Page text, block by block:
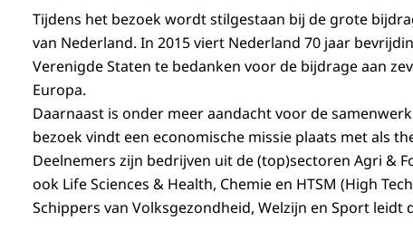
Tijdens het bezoek wordt stilgestaan bij de grote
van Nederland. In 2015 viert Nederland 70 jaar
Verenigde Staten te bedanken voor de bijdrage aan
Europa.
Daarnaast is onder meer aandacht voor de
bezoek vindt een economische missie plaats met als
Deelnemers zijn bedrijven uit de (top)sectoren Agri &
ook Life Sciences & Health, Chemie en HTSM (High
Schippers van Volksgezondheid, Welzijn en Sport leidt